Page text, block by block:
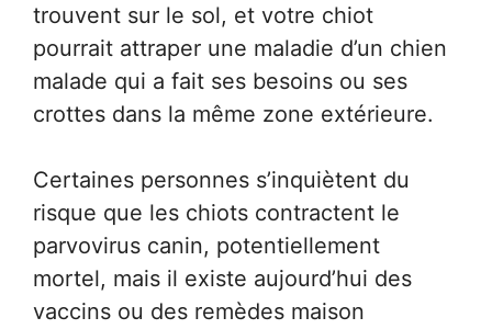
trouvent sur le sol, et votre chiot
pourrait attraper une maladie d’un chien
malade qui a fait ses besoins ou ses
crottes dans la même zone extérieure.
Certaines personnes s’inquiètent du
risque que les chiots contractent le
parvovirus canin, potentiellement
mortel, mais il existe aujourd’hui des
vaccins ou des remèdes maison